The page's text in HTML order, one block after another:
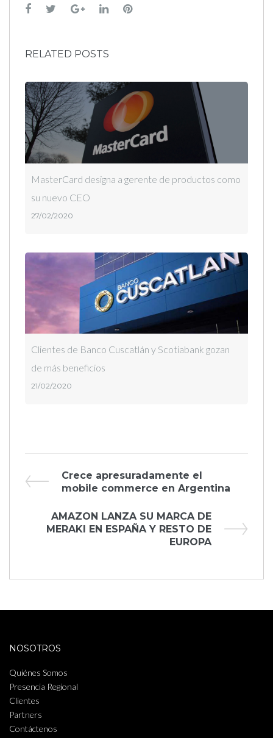
Facebook
TwitterGoogle+
LinkedInPinterest
RELATED POSTS
MasterCard designa a gerente de productos como
su nuevo CEO
27/02/2020
Clientes de Banco Cuscatlán y Scotiabank gozan
de más beneficios
21/02/2020
Navegación
entradas
Previous
Post
Crece apresuradamente el
mobile commerce en Argentina
Next
Post
AMAZON LANZA SU MARCA DE
MERAKI EN ESPAÑA Y RESTO DE
EUROPA
NOSOTROS
Quiénes Somos
Presencia Regional
Clientes
Partners
Contáctenos